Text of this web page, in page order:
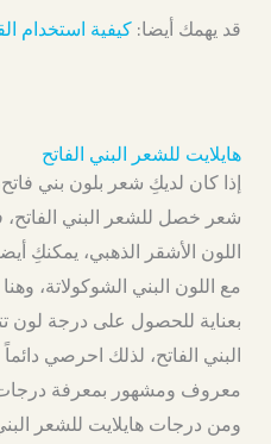
قد يهمك أيضا:كيفية استخدام
هايلايت للشعر البني الفاتح
إذا كان لديكِ شعر بلون بني
شعر خصل للشعر البني
اللون الأشقر الذهبي، يمكنكِ
مع اللون البني الشوكولاتة،
بعناية للحصول على درجة
البني الفاتح، لذلك احرصي
معروف ومشهور بمعرفة درجات
ومن درجات هايلايت للشعر